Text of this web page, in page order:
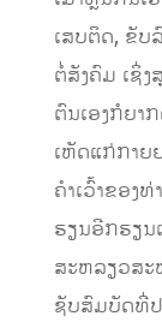
ເສບຕິດ, ຂັບ
ຕໍ່ສັງຄົມ ເຊິ່
ຕົນເອງກໍຍາ
ເຫັດແກ່ກາຍ
ຄໍາເວົ້າຂອງ
ຮຽນອີກຮຽນ
ສະຫລຽວສະ
ຊັບສົມບັດທີ່